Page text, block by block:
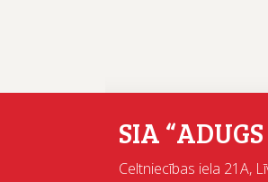
SIA
Celtniecības iela 21A,